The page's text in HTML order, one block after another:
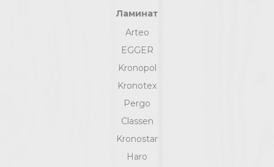
Ламинат
Arteo
EGGER
Kronopol
Kronotex
Pergo
Classen
Kronostar
Haro